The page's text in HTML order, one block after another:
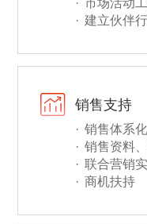
市场活动
建立伙伴
销售支持
销售体系
销售资料
联合营销
商机扶持